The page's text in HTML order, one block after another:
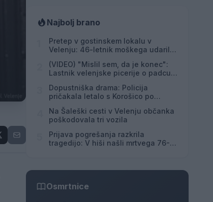
Najbolj brano
Pretep v gostinskem lokalu v
Velenju: 46-letnik moškega udaril s
(VIDEO) "Mislil sem, da je konec":
Lastnik velenjske picerije o padcu s
Dopustniška drama: Policija
pričakala letalo s Korošico po
Na Šaleški cesti v Velenju občanka
poškodovala tri vozila
Prijava pogrešanja razkrila
tragedijo: V hiši našli mrtvega 76-
Osmrtnice